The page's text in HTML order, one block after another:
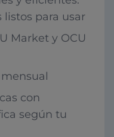
listos para usar
Market y OCU
con
según tu